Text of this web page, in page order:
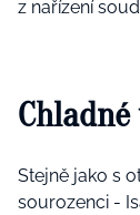
z nařízení
Stejně jako s
sourozenci -